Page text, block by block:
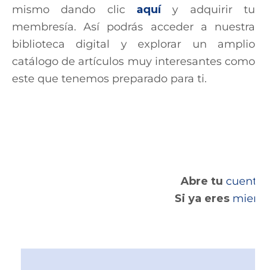
mismo dando clic aquíy adquirir tu
membresía. Así podrás acceder a nuestra
biblioteca digital y explorar un amplio
catálogo de artículos muy interesantes como
este que tenemos preparado para ti.
Abre tucuenta
Si ya eres